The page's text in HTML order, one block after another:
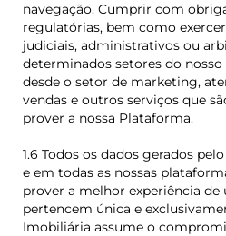
navegação. Cumprir com
regulatórias, bem como
judiciais, administrativos ou
determinados setores do
desde o setor de marketing,
vendas e outros serviços que
prover a nossa Plataforma.
1.6 Todos os dados gerados
e em todas as nossas
prover a melhor experiência de
pertencem única e
Imobiliária assume o